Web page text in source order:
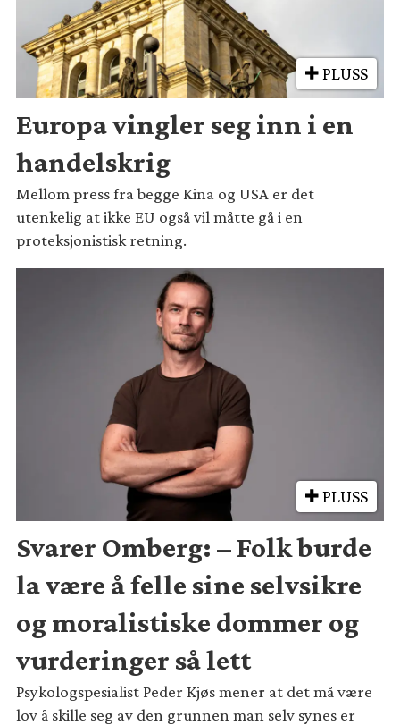
PLUSS
Europa vingler seg inn i en
handelskrig
Mellom press fra begge Kina og USA er det
utenkelig at ikke EU også vil måtte gå i en
proteksjonistisk retning.
PLUSS
Svarer Omberg: – Folk burde
la være å felle sine selvsikre
og moralistiske dommer og
vurderinger så lett
Psykologspesialist Peder Kjøs mener at det må være
lov å skille seg av den grunnen man selv synes er